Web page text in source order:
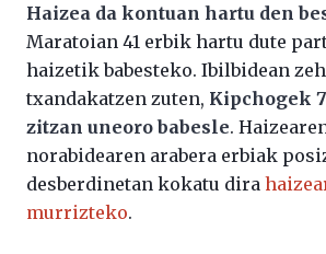
Haizea da kontuan hartu den
Maratoian 41 erbik hartu dute
haizetik babesteko. Ibilbidean
txandakatzen zuten, Kipchogek
zitzan uneoro babesle.
norabidearen arabera erbiak
desberdinetan kokatu dira
murrizteko.